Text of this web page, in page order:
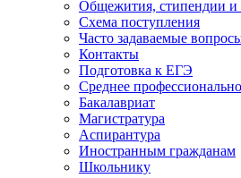
Общежития, стипендии и
Схема поступления
Часто задаваемые
Контакты
Подготовка к ЕГЭ
Среднее
Бакалавриат
Магистратура
Аспирантура
Иностранным гражданам
Школьнику